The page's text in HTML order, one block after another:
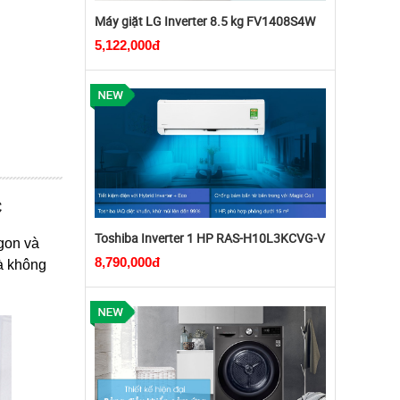
và
không
Máy giặt LG Inverter 8.5 kg FV1408S4W
5,122,000đ
Toshiba Inverter 1 HP RAS-H10L3KCVG-V
8,790,000đ